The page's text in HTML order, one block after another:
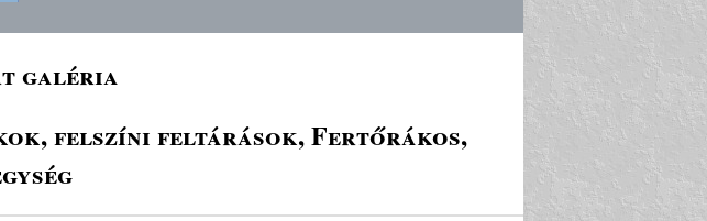
galéria
felszíni feltárások, Fertőrákos,